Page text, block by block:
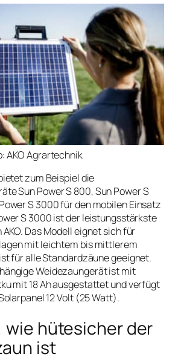
AKO Agrartechnik
zum Beispiel die
Sun Power S 800, Sun Power S
S 3000 für den mobilen Einsatz
S 3000 ist der leistungsstärkste
Das Modell eignet sich für
mit leichtem bis mittlerem
für alle Standardzäune geeignet.
Weidezaungerät ist mit
mit 18 Ah ausgestattet und verfügt
12 Volt (25 Watt).
wie hütesicher der
ist